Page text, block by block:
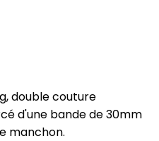
double couture
d'une bande de 30mm
manchon.